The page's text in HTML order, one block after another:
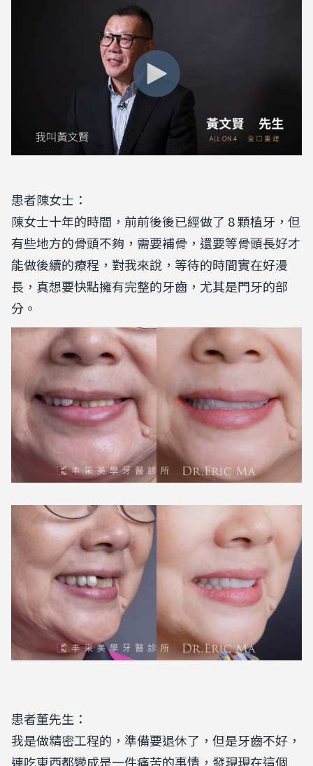
患者陳女士：
陳女士十年的時間，前前後後已經做了 8 顆植牙，但
有些地方的骨頭不夠，需要補骨，還要等骨頭長好才
能做後續的療程，對我來說，等待的時間實在好漫
長，真想要快點擁有完整的牙齒，尤其是門牙的部
分。
患者董先生：
我是做精密工程的，準備要退休了，但是牙齒不好，
連吃東西都變成是一件痛苦的事情，發現現在這個